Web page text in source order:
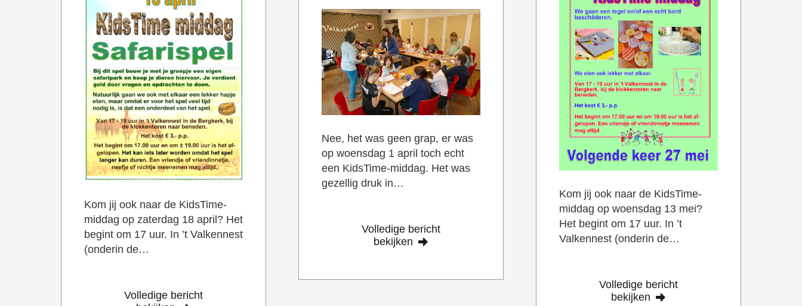
Kom jij ook naar de KidsTime-
middag op woensdag 13 mei?
Het begint om 17 uur. In ’t
Valkennest (onderin de…
Volledige bericht
bekijken
Kom jij ook naar de KidsTime-
middag op zaterdag 18 april? Het
begint om 17 uur. In ’t Valkennest
(onderin de…
Volledige bericht
Nee, het was geen grap, er was
op woensdag 1 april toch echt
een KidsTime-middag. Het was
gezellig druk in…
Volledige bericht
bekijken